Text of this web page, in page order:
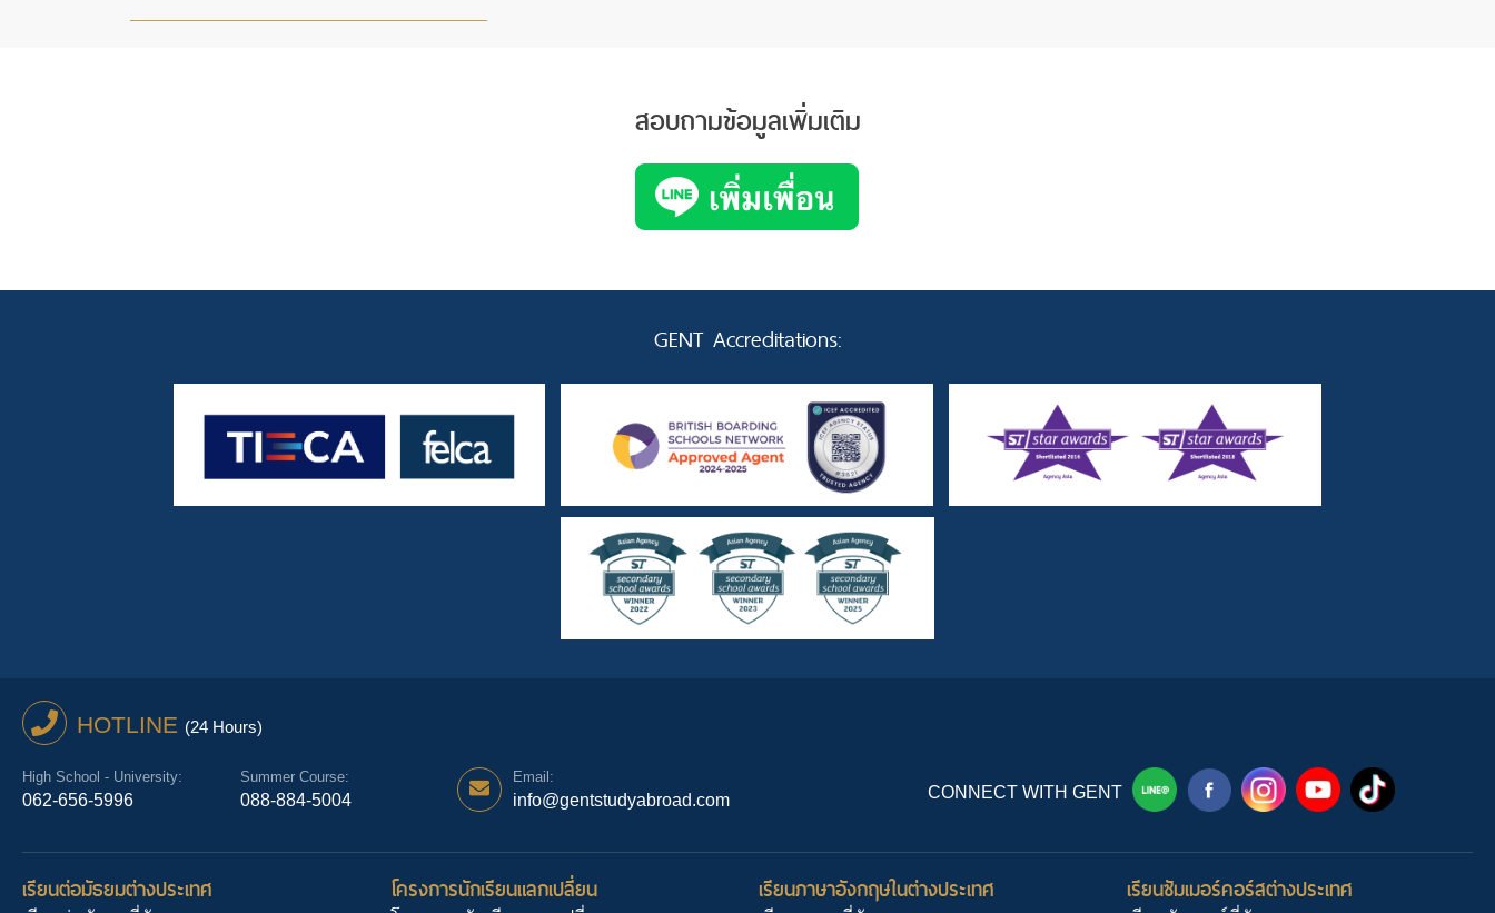
สอบถามข้อมูลเพิ่มเติม
GENT Accreditations:
HOTLINE (24 Hours)
High School - University:
062-656-5996
Summer Course:
088-884-5004
Email:
info@gentstudyabroad.com CONNECT WITH GENT
เรียนต่อมัธยมต่างประเทศ โครงการนักเรียนแลกเปลี่ยน เรียนภาษาอังกฤษในต่างประเทศ เรียนซัมเมอร์คอร์สต่างประเทศ